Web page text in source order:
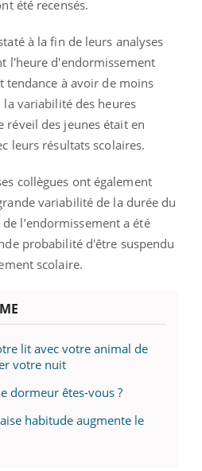
été recensés.
à la fin de leurs analyses
l'heure d'endormissement
tendance à avoir de moins
variabilité des heures
réveil des jeunes était en
leurs résultats scolaires.
collègues ont également
variabilité de la durée du
l’endormissement a été
probabilité d'être suspendu
scolaire.
lit avec votre animal de
votre nuit
dormeur êtes-vous ?
habitude augmente le